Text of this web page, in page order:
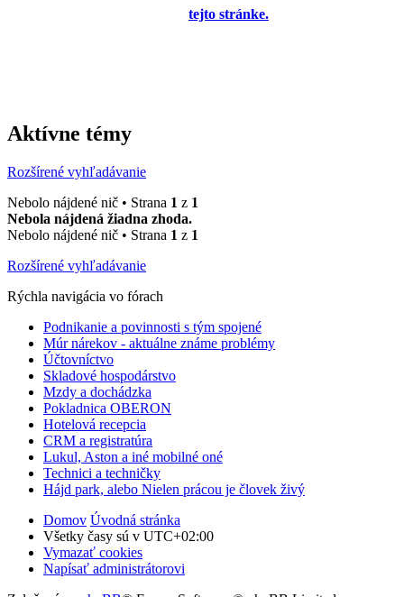
tejto stránke.
Aktívne témy
Rozšírené vyhľadávanie
Nebolo nájdené nič • Strana 1 z 1
Nebola nájdená žiadna zhoda.
Nebolo nájdené nič • Strana 1 z 1
Rozšírené vyhľadávanie
Rýchla navigácia vo fórach
Podnikanie a povinnosti s tým spojené
Múr nárekov - aktuálne známe problémy
Účtovníctvo
Skladové hospodárstvo
Mzdy a dochádzka
Pokladnica OBERON
Hotelová recepcia
CRM a registratúra
Lukul, Aston a iné mobilné oné
Technici a techničky
Hájd park, alebo Nielen prácou je človek živý
Domov Úvodná stránka
Všetky časy sú v UTC+02:00
Vymazať cookies
Napísať administrátorovi